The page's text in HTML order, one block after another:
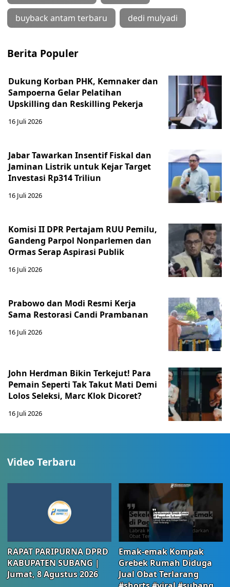
buyback antam terbaru dedi mulyadi
Berita Populer
Dukung Korban PHK, Kemnaker dan
Sampoerna Gelar Pelatihan
Upskilling dan Reskilling Pekerja
16 Juli 2026
Jabar Tawarkan Insentif Fiskal dan
Jaminan Listrik untuk Kejar Target
Investasi Rp314 Triliun
16 Juli 2026
Komisi II DPR Pertajam RUU Pemilu,
Gandeng Parpol Nonparlemen dan
Ormas Serap Aspirasi Publik
16 Juli 2026
Prabowo dan Modi Resmi Kerja
Sama Restorasi Candi Prambanan
16 Juli 2026
John Herdman Bikin Terkejut! Para
Pemain Seperti Tak Takut Mati Demi
Lolos Seleksi, Marc Klok Dicoret?
16 Juli 2026
Video Terbaru
RAPAT PARIPURNA DPRD
KABUPATEN SUBANG |
Jumat, 8 Agustus 2026
Emak-emak Kompak
Grebek Rumah Diduga
Jual Obat Terlarang